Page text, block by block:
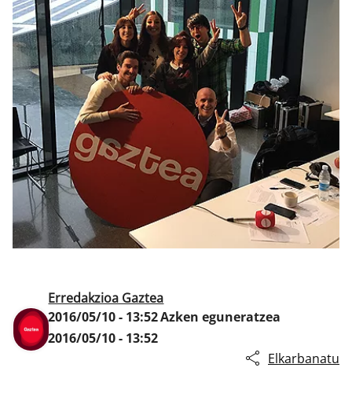
Klisk
Erredakzioa Gaztea
2016/05/10 - 13:52Azken eguneratzea
2016/05/10 - 13:52
Elkarbanatu